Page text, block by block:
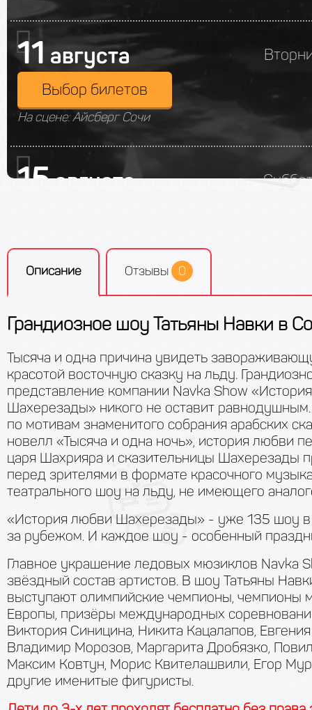
11 августа
Выбор билетов
На сцене: Айсберг Сочи
15августа
Выбор билетов
На сцене: Айсберг Сочи
22августа
Выбор билетов
На сцене: Айсберг Сочи
26августа
Выбор билетов
На сцене: Айсберг Сочи
05сентября
Описание Отзывы 0
Грандиозное шоу Татьяны Навки в
Тысяча и одна причина увидеть
красотой восточную сказку на льду.
представление компании Navka Show
Шахерезады» никого не оставит
по мотивам знаменитого собрания арабских
новелл «Тысяча и одна ночь», история любви
царя Шахрияра и сказительницы Шахерезады
перед зрителями в формате красочного
театрального шоу на льду, не имеющего
«История любви Шахерезады» - уже 135 шоу в
за рубежом. И каждое шоу - особенный
Главное украшение ледовых мюзиклов Navka
звёздный состав артистов. В шоу Татьяны
выступают олимпийские чемпионы, чемпионы
Европы, призёры международных
Виктория Синицина, Никита Кацалапов, Евгения
Владимир Морозов, Маргарита Дробязко,
Максим Ковтун, Морис Квителашвили, Егор
другие именитые фигуристы.